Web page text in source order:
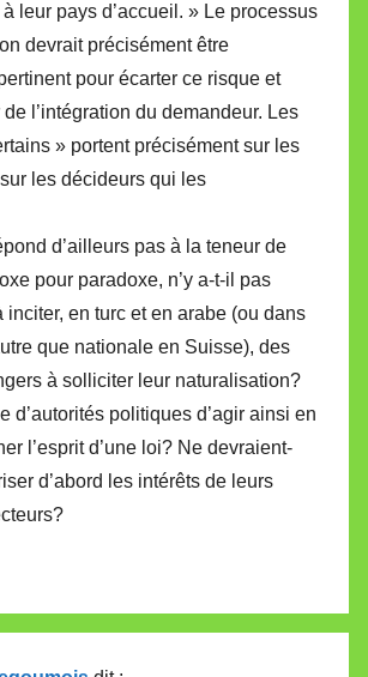
leur pays d’accueil. » Le processus
devrait précisément être
pour écarter ce risque et
de l’intégration du demandeur. Les
» portent précisément sur les
les décideurs qui les
d’ailleurs pas à la teneur de
pour paradoxe, n’y a-t-il pas
inciter, en turc et en arabe (ou dans
que nationale en Suisse), des
à solliciter leur naturalisation?
d’autorités politiques d’agir ainsi en
l’esprit d’une loi? Ne devraient-
d’abord les intérêts de leurs